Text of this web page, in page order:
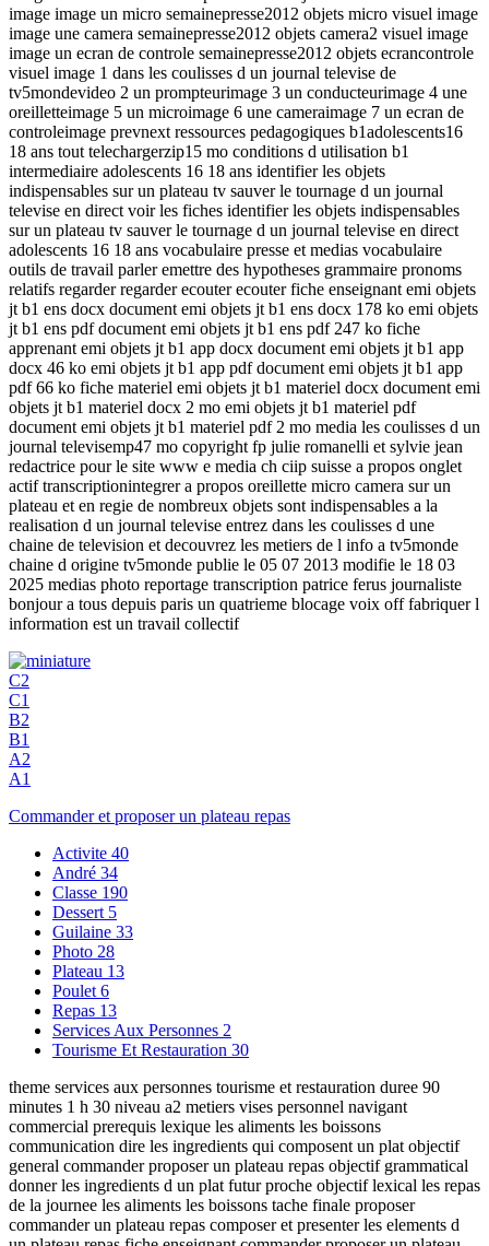
image image un micro semainepresse2012 objets micro visuel image
image une camera semainepresse2012 objets camera2 visuel image
image un ecran de controle semainepresse2012 objets ecrancontrole
visuel image 1 dans les coulisses d un journal televise de
tv5mondevideo 2 un prompteurimage 3 un conducteurimage 4 une
oreilletteimage 5 un microimage 6 une cameraimage 7 un ecran de
controleimage prevnext ressources pedagogiques b1adolescents16
18 ans tout telechargerzip15 mo conditions d utilisation b1
intermediaire adolescents 16 18 ans identifier les objets
indispensables sur un plateau tv sauver le tournage d un journal
televise en direct voir les fiches identifier les objets indispensables
sur un plateau tv sauver le tournage d un journal televise en direct
adolescents 16 18 ans vocabulaire presse et medias vocabulaire
outils de travail parler emettre des hypotheses grammaire pronoms
relatifs regarder regarder ecouter ecouter fiche enseignant emi objets
jt b1 ens docx document emi objets jt b1 ens docx 178 ko emi objets
jt b1 ens pdf document emi objets jt b1 ens pdf 247 ko fiche
apprenant emi objets jt b1 app docx document emi objets jt b1 app
docx 46 ko emi objets jt b1 app pdf document emi objets jt b1 app
pdf 66 ko fiche materiel emi objets jt b1 materiel docx document emi
objets jt b1 materiel docx 2 mo emi objets jt b1 materiel pdf
document emi objets jt b1 materiel pdf 2 mo media les coulisses d un
journal televisemp47 mo copyright fp julie romanelli et sylvie jean
redactrice pour le site www e media ch ciip suisse a propos onglet
actif transcriptionintegrer a propos oreillette micro camera sur un
plateau et en regie de nombreux objets sont indispensables a la
realisation d un journal televise entrez dans les coulisses d une
chaine de television et decouvrez les metiers de l info a tv5monde
chaine d origine tv5monde publie le 05 07 2013 modifie le 18 03
2025 medias photo reportage transcription patrice ferus journaliste
bonjour a tous depuis paris un quatrieme blocage voix off fabriquer l
information est un travail collectif
C2
C1
B2
B1
A2
A1
Commander et proposer un plateau repas
Activite 40
André 34
Classe 190
Dessert 5
Guilaine 33
Photo 28
Plateau 13
Poulet 6
Repas 13
Services Aux Personnes 2
Tourisme Et Restauration 30
theme services aux personnes tourisme et restauration duree 90
minutes 1 h 30 niveau a2 metiers vises personnel navigant
commercial prerequis lexique les aliments les boissons
communication dire les ingredients qui composent un plat objectif
general commander proposer un plateau repas objectif grammatical
donner les ingredients d un plat futur proche objectif lexical les repas
de la journee les aliments les boissons tache finale proposer
commander un plateau repas composer et presenter les elements d